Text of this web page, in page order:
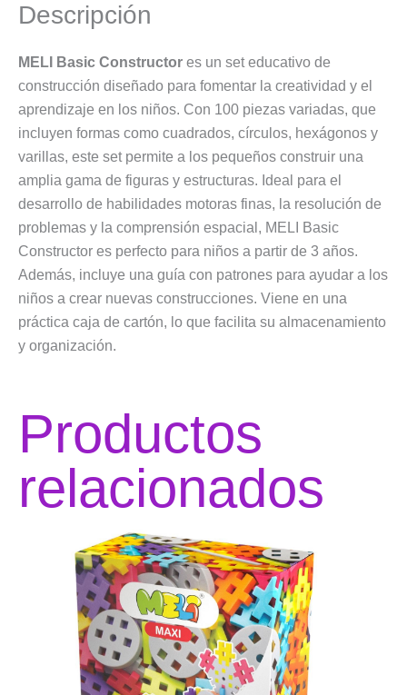
Descripción
MELI Basic Constructor es un set educativo de
construcción diseñado para fomentar la creatividad y el
aprendizaje en los niños. Con 100 piezas variadas, que
incluyen formas como cuadrados, círculos, hexágonos y
varillas, este set permite a los pequeños construir una
amplia gama de figuras y estructuras. Ideal para el
desarrollo de habilidades motoras finas, la resolución de
problemas y la comprensión espacial, MELI Basic
Constructor es perfecto para niños a partir de 3 años.
Además, incluye una guía con patrones para ayudar a los
niños a crear nuevas construcciones. Viene en una
práctica caja de cartón, lo que facilita su almacenamiento
y organización.
Productos
relacionados